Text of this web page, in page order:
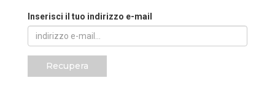
Inserisci il tuo indirizzo e-mail
Recupera